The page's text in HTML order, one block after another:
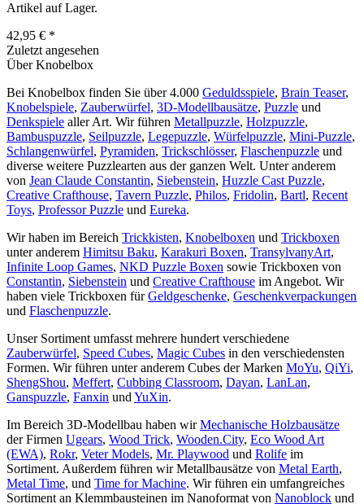
Artikel auf Lager.
42,95 € *
Zuletzt angesehen
Über Knobelbox
Bei Knobelbox finden Sie über 4.000 Geduldsspiele, Brain Teaser,
Knobelspiele, Zauberwürfel, 3D-Modellbausätze, Puzzle und
Denkspiele aller Art. Wir führen Metallpuzzle, Holzpuzzle,
Bambuspuzzle, Seilpuzzle, Legepuzzle, Würfelpuzzle, Mini-Puzzle,
Schlangenwürfel, Pyramiden, Trickschlösser, Flaschenpuzzle und
diverse weitere Puzzlearten aus der ganzen Welt. Unter anderem
von Jean Claude Constantin, Siebenstein, Huzzle Cast Puzzle,
Creative Crafthouse, Tavern Puzzle, Philos, Fridolin, Bartl, Recent
Toys, Professor Puzzle und Eureka.
Wir haben im Bereich Trickkisten, Knobelboxen und Trickboxen
unter anderem Himitsu Baku, Karakuri Boxen, TransylvanyArt,
Infinite Loop Games, NKD Puzzle Boxen sowie Trickboxen von
Constantin, Siebenstein und Creative Crafthouse im Angebot. Wir
haben viele Trickboxen fürGeldgeschenke, Geschenkverpackungen
und Flaschenpuzzle.
Unser Sortiment umfasst mehrere hundert verschiedene
Zauberwürfel, Speed Cubes, Magic Cubes in den verschiedensten
Formen. Wir führen unter anderem Cubes der Marken MoYu, QiYi,
ShengShou, Meffert, Cubbing Classroom, Dayan, LanLan,
Ganspuzzle, Fanxin und YuXin.
Im Bereich 3D-Modellbau haben wirMechanische Holzbausätze
der Firmen Ugears, Wood Trick, Wooden.City, Eco Wood Art
(EWA), Rokr, Veter Models, Mr. Playwood und Rolife im
Sortiment. Außerdem führen wir Metallbausätze von Metal Earth,
Metal Time, und Time for Machine. Wir führen ein umfangreiches
Sortiment an Klemmbausteinen im Nanoformat von Nanoblock und